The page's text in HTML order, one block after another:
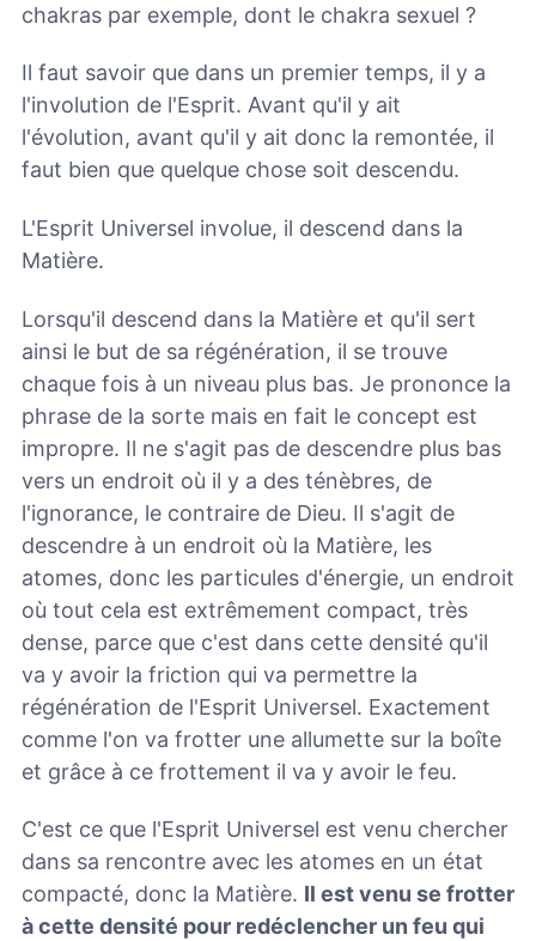
chakras par exemple, dont le chakra sexuel ?
Il faut savoir que dans un premier temps, il y a
l'involution de l'Esprit. Avant qu'il y ait
l'évolution, avant qu'il y ait donc la remontée, il
faut bien que quelque chose soit descendu.
L'Esprit Universel involue, il descend dans la
Matière.
Lorsqu'il descend dans la Matière et qu'il sert
ainsi le but de sa régénération, il se trouve
chaque fois à un niveau plus bas. Je prononce la
phrase de la sorte mais en fait le concept est
impropre. Il ne s'agit pas de descendre plus bas
vers un endroit où il y a des ténèbres, de
l'ignorance, le contraire de Dieu. Il s'agit de
descendre à un endroit où la Matière, les
atomes, donc les particules d'énergie, un endroit
où tout cela est extrêmement compact, très
dense, parce que c'est dans cette densité qu'il
va y avoir la friction qui va permettre la
régénération de l'Esprit Universel. Exactement
comme l'on va frotter une allumette sur la boîte
et grâce à ce frottement il va y avoir le feu.
C'est ce que l'Esprit Universel est venu chercher
dans sa rencontre avec les atomes en un état
compacté, donc la Matière. Il est venu se frotter
à cette densité pour redéclencher un feu qui